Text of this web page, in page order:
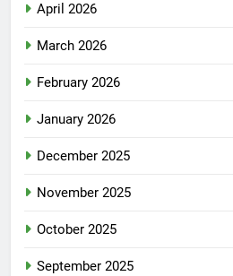
April 2026
March 2026
February 2026
January 2026
December 2025
November 2025
October 2025
September 2025